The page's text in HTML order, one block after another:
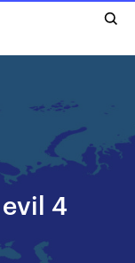
4